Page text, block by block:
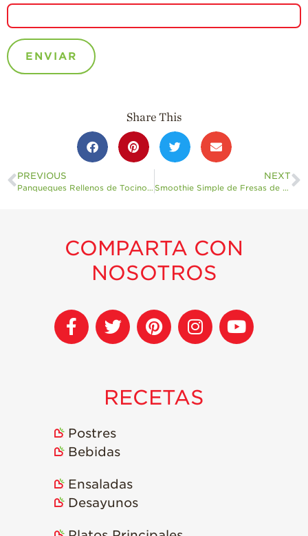
Share This
PREVIOUS
Panqueques Rellenos de Tocino y Fresa
NEXT
Smoothie Simple de Fresas de California
COMPARTA CON
NOSOTROS
RECETAS
Postres
Bebidas
Ensaladas
Desayunos